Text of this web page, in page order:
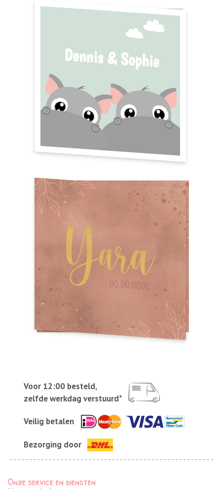
Voor 12:00 besteld,
zelfde werkdag verstuurd*
Veilig betalen
Bezorging door
Onze service en diensten